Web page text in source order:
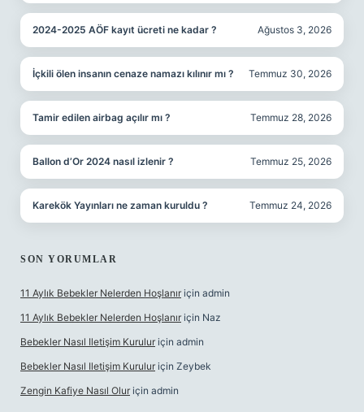
2024-2025 AÖF kayıt ücreti ne kadar ? Ağustos 3, 2026
İçkili ölen insanın cenaze namazı kılınır mı ? Temmuz 30, 2026
Tamir edilen airbag açılır mı ? Temmuz 28, 2026
Ballon d’Or 2024 nasıl izlenir ? Temmuz 25, 2026
Karekök Yayınları ne zaman kuruldu ? Temmuz 24, 2026
SON YORUMLAR
11 Aylık Bebekler Nelerden Hoşlanır için admin
11 Aylık Bebekler Nelerden Hoşlanır için Naz
Bebekler Nasıl Iletişim Kurulur için admin
Bebekler Nasıl Iletişim Kurulur için Zeybek
Zengin Kafiye Nasıl Olur için admin